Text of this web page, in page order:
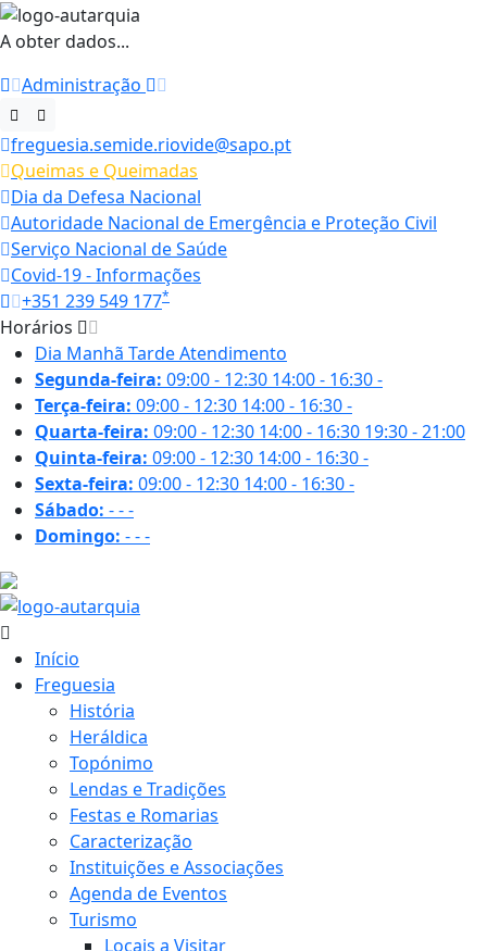
A obter dados...
Administração
freguesia.semide.riovide@sapo.pt
Queimas e Queimadas
Dia da Defesa Nacional
Autoridade Nacional de Emergência e Proteção Civil
Serviço Nacional de Saúde
Covid-19 - Informações
+351 239 549 177*
Horários
Dia Manhã TardeAtendimento
Segunda-feira: 09:00 - 12:30 14:00 - 16:30-
Terça-feira: 09:00 - 12:30 14:00 - 16:30-
Quarta-feira: 09:00 - 12:30 14:00 - 16:30 19:30 - 21:00
Quinta-feira: 09:00 - 12:30 14:00 - 16:30-
Sexta-feira: 09:00 - 12:30 14:00 - 16:30-
Sábado: ---
Domingo: ---
Início
Freguesia
História
Heráldica
Topónimo
Lendas e Tradições
Festas e Romarias
Caracterização
Instituições e Associações
Agenda de Eventos
Turismo
Locais a Visitar